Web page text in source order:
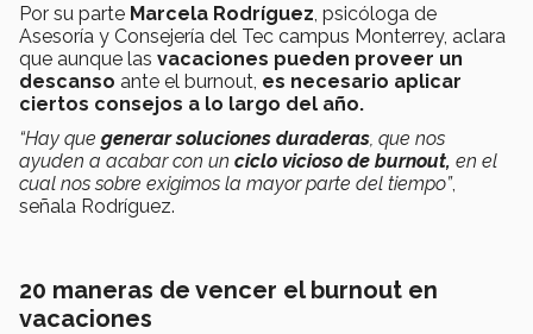
Por su parte Marcela Rodríguez , psicóloga de
Asesoría y Consejería del Tec campus Monterrey, aclara
que aunque las vacaciones pueden proveer un
descanso ante el burnout, es necesario aplicar
ciertos consejos a lo largo del año.
“Hay que generar soluciones duraderas , que nos
ayuden a acabar con un ciclo vicioso de burnout, en el
cual nos sobre exigimos la mayor parte del tiempo”,
señala Rodríguez.
20 maneras de vencer el burnout en
vacaciones